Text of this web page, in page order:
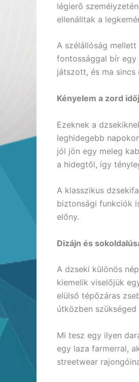
légierő
ellenálltak a
A szélállóság
fontossággal bír egy
játszott, és ma
Kényelem a zord
Ezeknek a
leghidegebb
jól jön egy meleg
a hidegtől, így
A klasszikus
biztonsági funkciók
előny.
Dizájn és
A dzseki különös
kiemelik viselőjük
elülső tépőzáras
útközben szükséged
Mi tesz egy ilyen
egy laza farmerral,
streetwear